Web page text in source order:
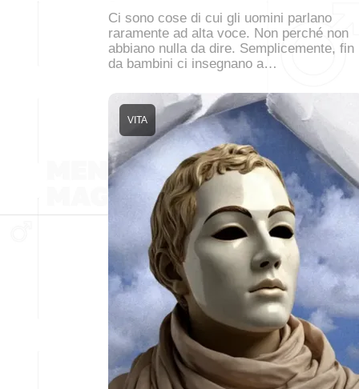
Ci sono cose di cui gli uomini parlano
raramente ad alta voce. Non perché non
abbiano nulla da dire. Semplicemente, fin
da bambini ci insegnano a…
VITA